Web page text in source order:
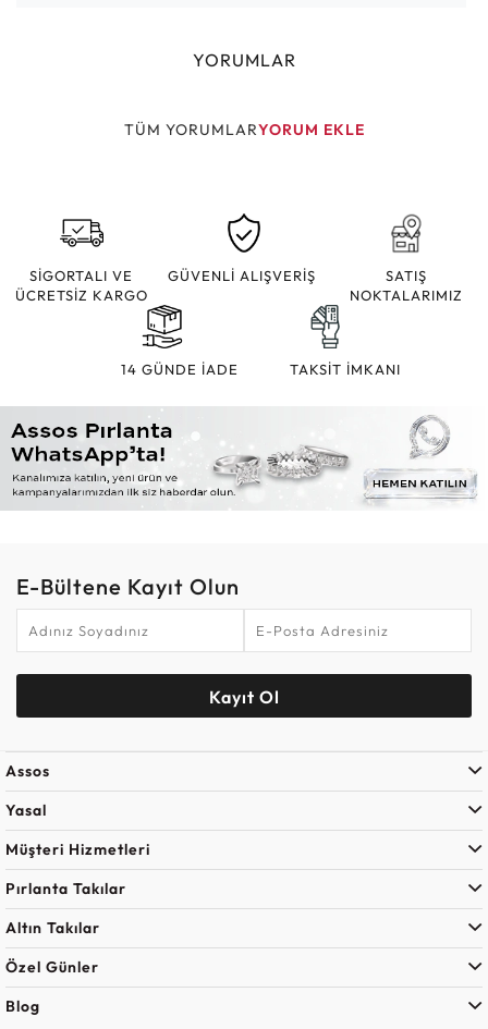
YORUMLAR
TÜM YORUMLARYORUM EKLE
SİGORTALI VE
ÜCRETSİZ KARGO
GÜVENLİ ALIŞVERİŞ
SATIŞ
NOKTALARIMIZ
14 GÜNDE İADE TAKSİT İMKANI
E-Bültene Kayıt Olun
Kayıt Ol
Assos
Yasal
Müşteri Hizmetleri
Pırlanta Takılar
Altın Takılar
Özel Günler
Blog